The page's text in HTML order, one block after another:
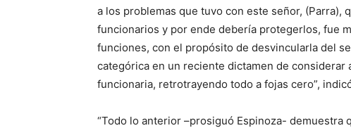
a los problemas que tuvo con este señor,
funcionarios y por ende debería protegerlos, fue
funciones, con el propósito de desvincularla del
categórica en un reciente dictamen de
funcionaria, retrotrayendo todo a fojas cero”,
“Todo lo anterior –prosiguó Espinoza- demuestra